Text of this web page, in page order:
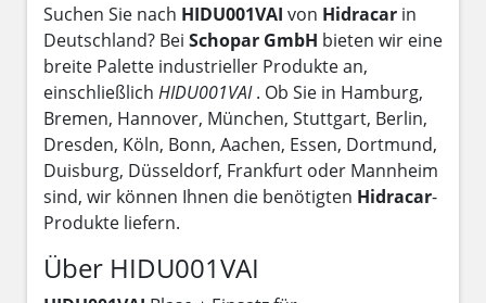
Suchen Sie nach HIDU001VAI von Hidracar in
Deutschland? Bei Schopar GmbH bieten wir eine
breite Palette industrieller Produkte an,
einschließlich HIDU001VAI. Ob Sie in Hamburg,
Bremen, Hannover, München, Stuttgart, Berlin,
Dresden, Köln, Bonn, Aachen, Essen, Dortmund,
Duisburg, Düsseldorf, Frankfurt oder Mannheim
sind, wir können Ihnen die benötigten Hidracar-
Produkte liefern.
Über HIDU001VAI